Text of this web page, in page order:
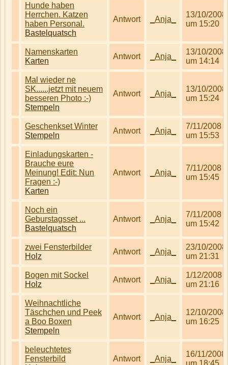
Hunde haben
Herrchen. Katzen
haben Personal.
Bastelquatsch
Antwort _Anja_
13/10/2008
um 15:20
Namenskarten
Karten
Antwort _Anja_
13/10/2008
um 14:14
Mal wieder ne
SK......jetzt mit neuem
besseren Photo :-)
Stempeln
Antwort _Anja_
13/10/2008
um 15:24
Geschenkset Winter
Stempeln
Antwort _Anja_
7/11/2008
um 15:53
Einladungskarten -
Brauche eure
Meinung! Edit: Nun
Fragen :-)
Karten
Antwort _Anja_
7/11/2008
um 15:45
Noch ein
Geburstagsset ...
Bastelquatsch
Antwort _Anja_
7/11/2008
um 15:42
zwei Fensterbilder
Holz
Antwort _Anja_
23/10/2008
um 21:31
Bogen mit Sockel
Holz
Antwort _Anja_
1/12/2008
um 21:16
Weihnachtliche
Täschchen und Peek
a Boo Boxen
Stempeln
Antwort _Anja_
12/10/2008
um 16:25
beleuchtetes
Fensterbild
Antwort _Anja_
16/11/2008
um 18:45